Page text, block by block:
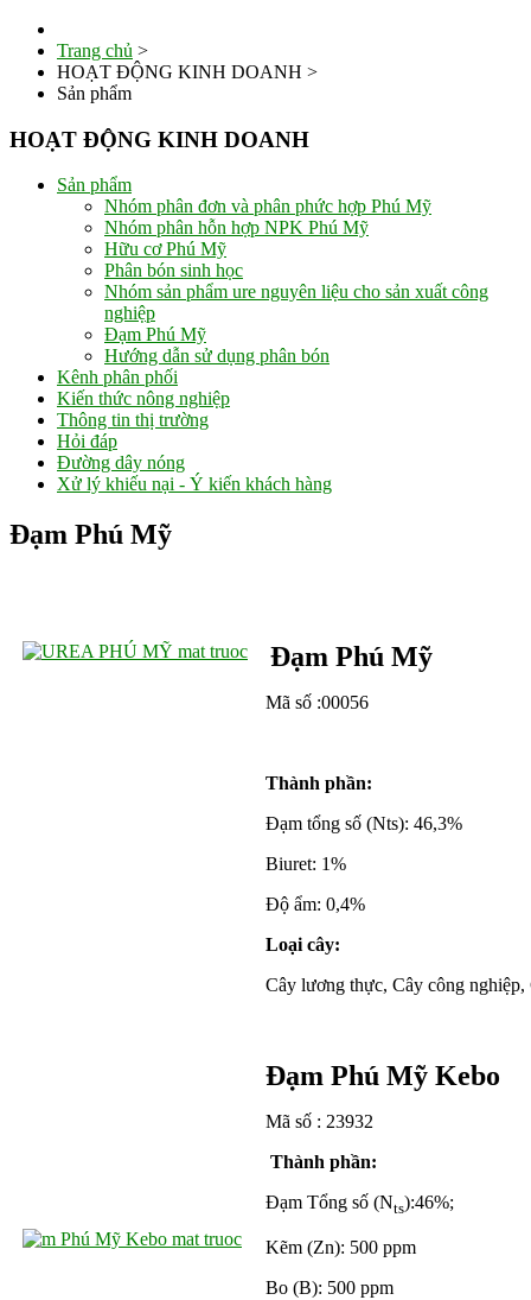
Trang chủ >
HOẠT ĐỘNG KINH DOANH >
Sản phẩm
HOẠT ĐỘNG KINH DOANH
Sản phẩm
Nhóm phân đơn và phân phức hợp Phú Mỹ
Nhóm phân hỗn hợp NPK Phú Mỹ
Hữu cơ Phú Mỹ
Phân bón sinh học
Nhóm sản phẩm ure nguyên liệu cho sản xuất công
nghiệp
Đạm Phú Mỹ
Hướng dẫn sử dụng phân bón
Kênh phân phối
Kiến thức nông nghiệp
Thông tin thị trường
Hỏi đáp
Đường dây nóng
Xử lý khiếu nại - Ý kiến khách hàng
Đạm Phú Mỹ
Đạm Phú Mỹ
Mã số :00056
Thành phần:
Đạm tổng số (Nts): 46,3%
Biuret: 1%
Độ ẩm: 0,4%
Loại cây:
Cây lương thực, Cây công nghiệp,
Đạm Phú Mỹ Kebo
Mã số : 23932
Thành phần:
Đạm Tổng số (Nts):46%;
Kẽm (Zn): 500 ppm
Bo (B): 500 ppm